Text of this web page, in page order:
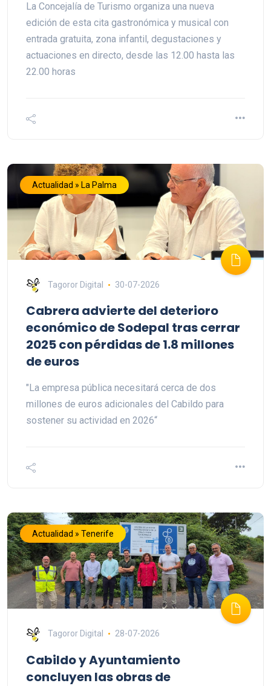
La Concejalía de Turismo organiza una nueva
edición de esta cita gastronómica y musical con
entrada gratuita, zona infantil, degustaciones y
actuaciones en directo, desde las 12.00 hasta las
22.00 horas
Actualidad » La Palma
Tagoror Digital 30-07-2026
Cabrera advierte del deterioro
económico de Sodepal tras cerrar
2025 con pérdidas de 1.8 millones
de euros
"La empresa pública necesitará cerca de dos
millones de euros adicionales del Cabildo para
sostener su actividad en 2026“
Actualidad » Tenerife
Tagoror Digital 28-07-2026
Cabildo y Ayuntamiento
concluyen las obras de